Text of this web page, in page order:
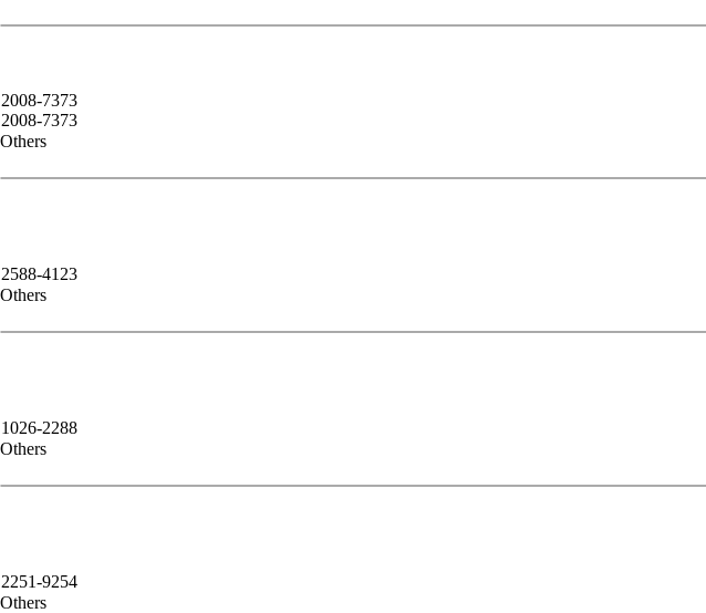
2008-7373
2008-7373
Others
2588-4123
Others
1026-2288
Others
2251-9254
Others